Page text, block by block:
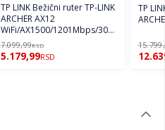
TP LINK Bežični ruter TP-LINK
ARCHER AX12
WiFi/AX1500/1201Mbps/300
Mbps/1GWAN 4GLAN/4
antene
7.099,99RSD
5.179,99RSD
TP